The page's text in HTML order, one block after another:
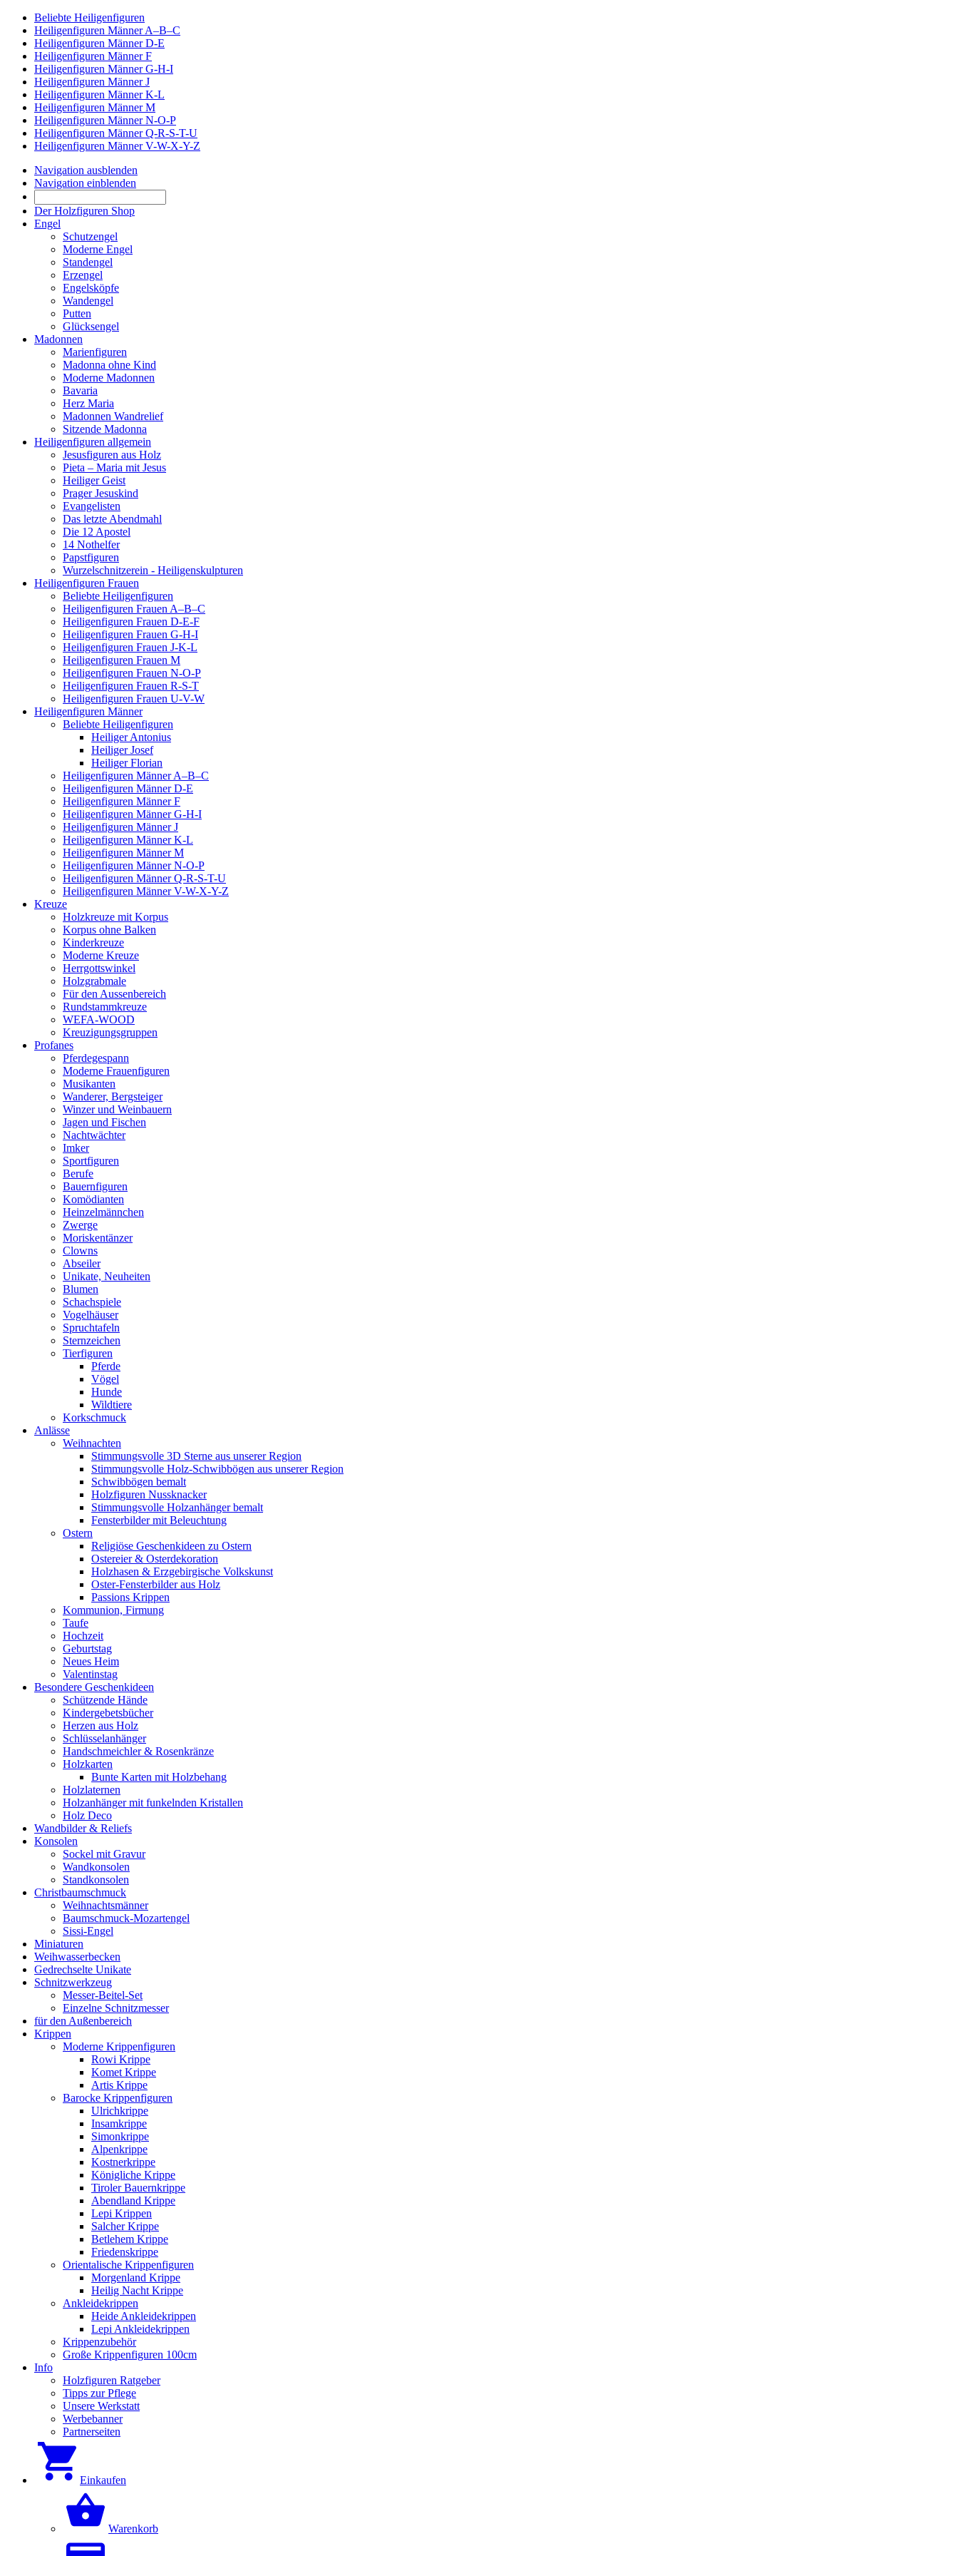
Beliebte Heiligenfiguren
Heiligenfiguren Männer A–B–C
Heiligenfiguren Männer D-E
Heiligenfiguren Männer F
Heiligenfiguren Männer G-H-I
Heiligenfiguren Männer J
Heiligenfiguren Männer K-L
Heiligenfiguren Männer M
Heiligenfiguren Männer N-O-P
Heiligenfiguren Männer Q-R-S-T-U
Heiligenfiguren Männer V-W-X-Y-Z
Navigation ausblenden
Navigation einblenden
Der Holzfiguren Shop
Engel
Schutzengel
Moderne Engel
Standengel
Erzengel
Engelsköpfe
Wandengel
Putten
Glücksengel
Madonnen
Marienfiguren
Madonna ohne Kind
Moderne Madonnen
Bavaria
Herz Maria
Madonnen Wandrelief
Sitzende Madonna
Heiligenfiguren allgemein
Jesusfiguren aus Holz
Pieta – Maria mit Jesus
Heiliger Geist
Prager Jesuskind
Evangelisten
Das letzte Abendmahl
Die 12 Apostel
14 Nothelfer
Papstfiguren
Wurzelschnitzerein - Heiligenskulpturen
Heiligenfiguren Frauen
Beliebte Heiligenfiguren
Heiligenfiguren Frauen A–B–C
Heiligenfiguren Frauen D-E-F
Heiligenfiguren Frauen G-H-I
Heiligenfiguren Frauen J-K-L
Heiligenfiguren Frauen M
Heiligenfiguren Frauen N-O-P
Heiligenfiguren Frauen R-S-T
Heiligenfiguren Frauen U-V-W
Heiligenfiguren Männer
Beliebte Heiligenfiguren
Heiliger Antonius
Heiliger Josef
Heiliger Florian
Heiligenfiguren Männer A–B–C
Heiligenfiguren Männer D-E
Heiligenfiguren Männer F
Heiligenfiguren Männer G-H-I
Heiligenfiguren Männer J
Heiligenfiguren Männer K-L
Heiligenfiguren Männer M
Heiligenfiguren Männer N-O-P
Heiligenfiguren Männer Q-R-S-T-U
Heiligenfiguren Männer V-W-X-Y-Z
Kreuze
Holzkreuze mit Korpus
Korpus ohne Balken
Kinderkreuze
Moderne Kreuze
Herrgottswinkel
Holzgrabmale
Für den Aussenbereich
Rundstammkreuze
WEFA-WOOD
Kreuzigungsgruppen
Profanes
Pferdegespann
Moderne Frauenfiguren
Musikanten
Wanderer, Bergsteiger
Winzer und Weinbauern
Jagen und Fischen
Nachtwächter
Imker
Sportfiguren
Berufe
Bauernfiguren
Komödianten
Heinzelmännchen
Zwerge
Moriskentänzer
Clowns
Abseiler
Unikate, Neuheiten
Blumen
Schachspiele
Vogelhäuser
Spruchtafeln
Sternzeichen
Tierfiguren
Pferde
Vögel
Hunde
Wildtiere
Korkschmuck
Anlässe
Weihnachten
Stimmungsvolle 3D Sterne aus unserer Region
Stimmungsvolle Holz-Schwibbögen aus unserer Region
Schwibbögen bemalt
Holzfiguren Nussknacker
Stimmungsvolle Holzanhänger bemalt
Fensterbilder mit Beleuchtung
Ostern
Religiöse Geschenkideen zu Ostern
Ostereier & Osterdekoration
Holzhasen & Erzgebirgische Volkskunst
Oster-Fensterbilder aus Holz
Passions Krippen
Kommunion, Firmung
Taufe
Hochzeit
Geburtstag
Neues Heim
Valentinstag
Besondere Geschenkideen
Schützende Hände
Kindergebetsbücher
Herzen aus Holz
Schlüsselanhänger
Handschmeichler & Rosenkränze
Holzkarten
Bunte Karten mit Holzbehang
Holzlaternen
Holzanhänger mit funkelnden Kristallen
Holz Deco
Wandbilder & Reliefs
Konsolen
Sockel mit Gravur
Wandkonsolen
Standkonsolen
Christbaumschmuck
Weihnachtsmänner
Baumschmuck-Mozartengel
Sissi-Engel
Miniaturen
Weihwasserbecken
Gedrechselte Unikate
Schnitzwerkzeug
Messer-Beitel-Set
Einzelne Schnitzmesser
für den Außenbereich
Krippen
Moderne Krippenfiguren
Rowi Krippe
Komet Krippe
Artis Krippe
Barocke Krippenfiguren
Ulrichkrippe
Insamkrippe
Simonkrippe
Alpenkrippe
Kostnerkrippe
Königliche Krippe
Tiroler Bauernkrippe
Abendland Krippe
Lepi Krippen
Salcher Krippe
Betlehem Krippe
Friedenskrippe
Orientalische Krippenfiguren
Morgenland Krippe
Heilig Nacht Krippe
Ankleidekrippen
Heide Ankleidekrippen
Lepi Ankleidekrippen
Krippenzubehör
Große Krippenfiguren 100cm
Info
Holzfiguren Ratgeber
Tipps zur Pflege
Unsere Werkstatt
Werbebanner
Partnerseiten
Einkaufen
Warenkorb